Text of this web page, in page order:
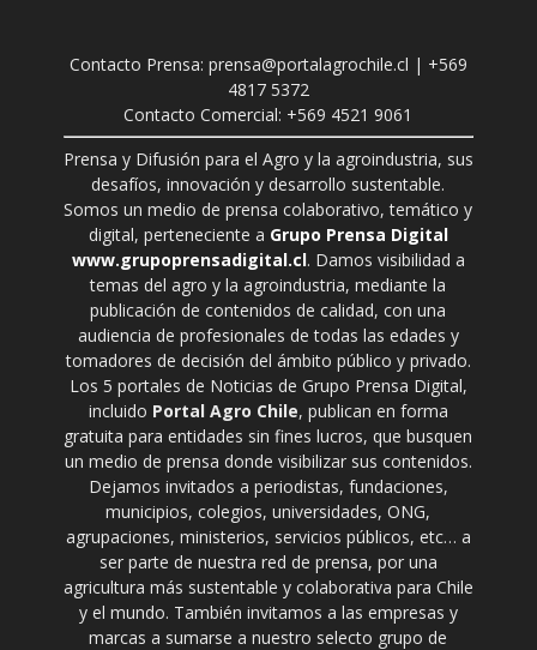
Contacto Prensa: prensa@portalagrochile.cl | +569
4817 5372
Contacto Comercial: +569 4521 9061
Prensa y Difusión para el Agro y la agroindustria, sus
desafíos, innovación y desarrollo sustentable.
Somos un medio de prensa colaborativo, temático y
digital, perteneciente a Grupo Prensa Digital
www.grupoprensadigital.cl. Damos visibilidad a
temas del agro y la agroindustria, mediante la
publicación de contenidos de calidad, con una
audiencia de profesionales de todas las edades y
tomadores de decisión del ámbito público y privado.
Los 5 portales de Noticias de Grupo Prensa Digital,
incluido Portal Agro Chile, publican en forma
gratuita para entidades sin fines lucros, que busquen
un medio de prensa donde visibilizar sus contenidos.
Dejamos invitados a periodistas, fundaciones,
municipios, colegios, universidades, ONG,
agrupaciones, ministerios, servicios públicos, etc… a
ser parte de nuestra red de prensa, por una
agricultura más sustentable y colaborativa para Chile
y el mundo. También invitamos a las empresas y
marcas a sumarse a nuestro selecto grupo de